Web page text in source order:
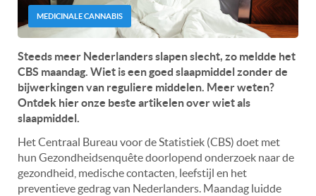
MEDICINALE CANNABIS
Steeds meer Nederlanders slapen slecht, zo meldde het
CBS maandag. Wiet is een goed slaapmiddel zonder de
bijwerkingen van reguliere middelen. Meer weten?
Ontdek hier onze beste artikelen over wiet als
slaapmiddel.
Het Centraal Bureau voor de Statistiek (CBS) doet met
hun Gezondheidsenquête doorlopend onderzoek naar de
gezondheid, medische contacten, leefstijl en het
preventieve gedrag van Nederlanders. Maandag luidde